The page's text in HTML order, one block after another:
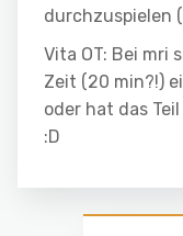
durchzuspielen
Vita OT: Bei mri
Zeit (20 min?!)
oder hat das
:D